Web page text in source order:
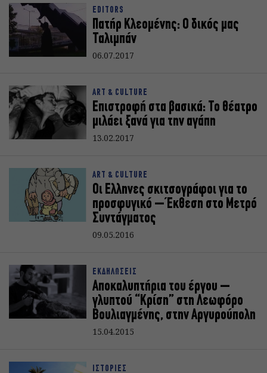
EDITORS
Πατήρ Κλεομένης: Ο δικός μας
Ταλιμπάν
06.07.2017
ART & CULTURE
Επιστροφή στα βασικά: Το θέατρο
μιλάει ξανά για την αγάπη
13.02.2017
ART & CULTURE
Οι Ελληνες σκιτσογράφοι για το
προσφυγικό – Έκθεση στο Μετρό
Συντάγματος
09.05.2016
ΕΚΔΗΛΩΣΕΙΣ
Αποκαλυπτήρια του έργου –
γλυπτού “Κρίση” στη Λεωφόρο
Βουλιαγμένης, στην Αργυρούπολη
15.04.2015
ΙΣΤΟΡΙΕΣ